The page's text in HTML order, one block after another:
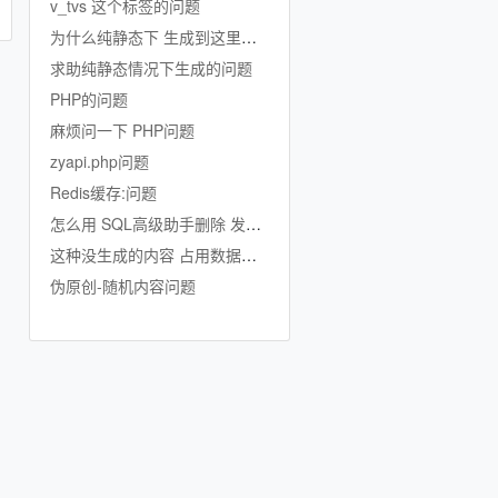
v_tvs 这个标签的问题
为什么纯静态下 生成到这里就不生成了
求助纯静态情况下生成的问题
PHP的问题
麻烦问一下 PHP问题
zyapi.php问题
Redis缓存:问题
怎么用 SQL高级助手删除 发行公司的数据啊
这种没生成的内容 占用数据库吗
伪原创-随机内容问题